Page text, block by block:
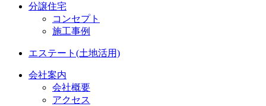
分譲住宅
コンセプト
施工事例
エステート(土地活用)
会社案内
会社概要
アクセス